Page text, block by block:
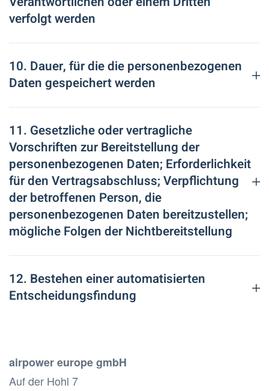
verfolgt werden
10. Dauer, für die die personenbezogenen
Daten gespeichert werden
11. Gesetzliche oder vertragliche
Vorschriften zur Bereitstellung der
personenbezogenen Daten; Erforderlichkeit
für den Vertragsabschluss; Verpflichtung
der betroffenen Person, die
personenbezogenen Daten bereitzustellen;
mögliche Folgen der Nichtbereitstellung
12. Bestehen einer automatisierten
Entscheidungsfindung
airpower europe gmbH
Auf der Hohl 7